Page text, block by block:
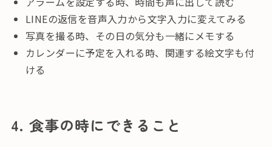
LINEの返信を音声入力から文字入力に変えてみる
写真を撮る時、その日の気分も一緒にメモする
カレンダーに予定を入れる時、関連する絵文字も付
ける
4. 食事の時にできること